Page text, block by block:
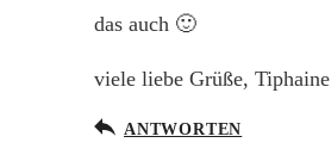
das auch 🙂
viele liebe Grüße, Tiphaine
ANTWORTEN